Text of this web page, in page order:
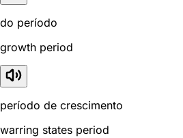
do período
growth period
período de crescimento
warring states period